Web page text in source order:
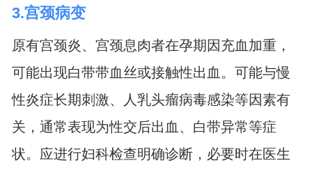
3.宫颈病变
原有宫颈炎、宫颈息肉者在孕期因充血加重，
可能出现白带带血丝或接触性出血。可能与慢
性炎症长期刺激、人乳头瘤病毒感染等因素有
关，通常表现为性交后出血、白带异常等症
状。应进行妇科检查明确诊断，必要时在医生